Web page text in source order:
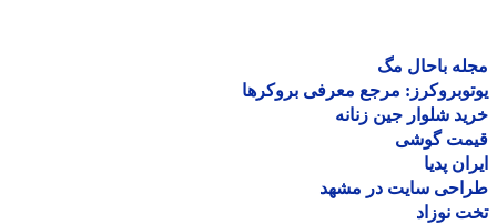
باحال مگ
مرجع معرفی بروکرها
شلوار جین زنانه
گوشی
پدیا
سایت در مشهد
نوزاد